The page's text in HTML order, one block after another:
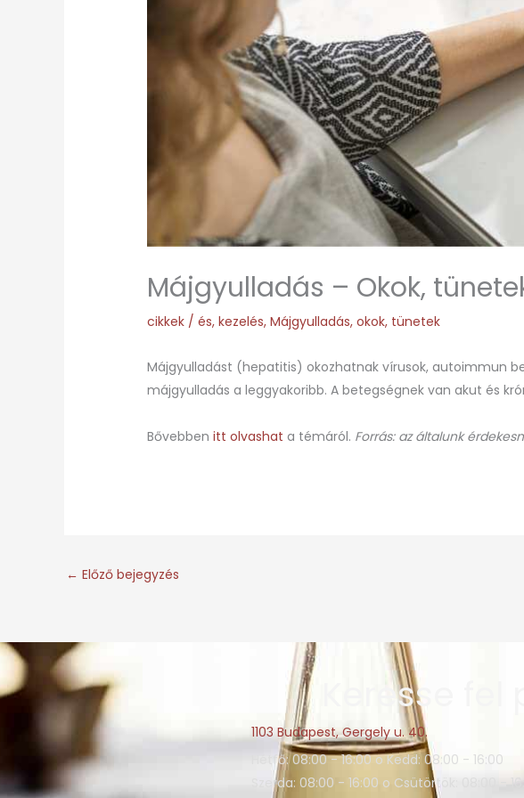
Májgyulladás – Okok,
cikkek /és,kezelés,Májgyulladás,okok, tünetek
Májgyulladást (hepatitis) okozhatnak vírusok, autoimmun
májgyulladás a leggyakoribb. A betegségnek van akut és
Bővebbenitt olvashata témáról. Forrás: az általunk
← Előző bejegyzés
Keresse
1103 Budapest, Gergely u. 40.
Hétfő: 08:00 - 16:00 o Kedd: 08:00 - 16:00
Szerda: 08:00 - 16:00 o Csütörtök: 08:00 -